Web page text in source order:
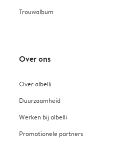
Trouwalbum
Over ons
Over albelli
Duurzaamheid
Werken bij albelli
Promotionele partners